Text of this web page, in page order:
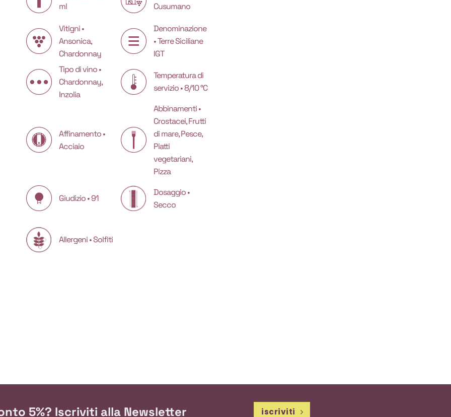
ml
Cusumano
Vitigni •
Ansonica,
Chardonnay
Denominazione
• Terre Siciliane
IGT
Tipo di vino •
Chardonnay,
Inzolia
Temperatura di
servizio • 8/10 °C
Affinamento •
Acciaio
Abbinamenti •
Crostacei, Frutti
di mare, Pesce,
Piatti
vegetariani,
Pizza
Giudizio • 91
Dosaggio •
Secco
Allergeni • Solfiti
5%? Iscriviti alla Newsletter iscriviti